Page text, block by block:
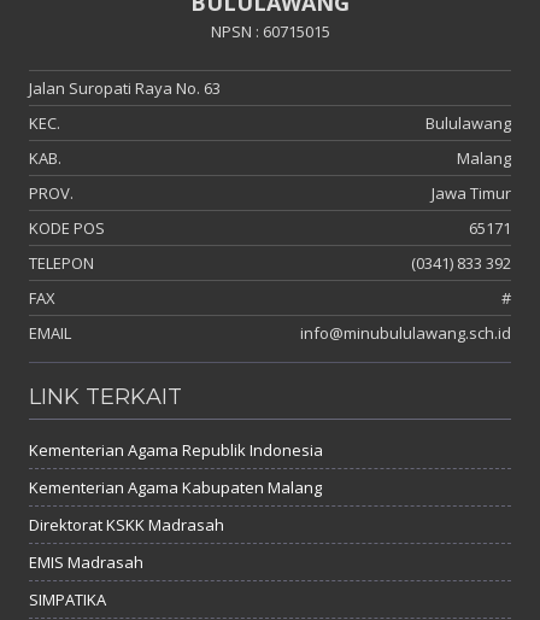
NPSN : 60715015
Jalan Suropati Raya No. 63
KEC.
Bululawang
KAB.
Malang
PROV.
Jawa Timur
KODE POS
65171
TELEPON
(0341) 833 392
FAX
#
EMAIL
info@minubululawang.sch.id
LINK TERKAIT
Kementerian Agama Republik Indonesia
Kementerian Agama Kabupaten Malang
Direktorat KSKK Madrasah
EMIS Madrasah
SIMPATIKA